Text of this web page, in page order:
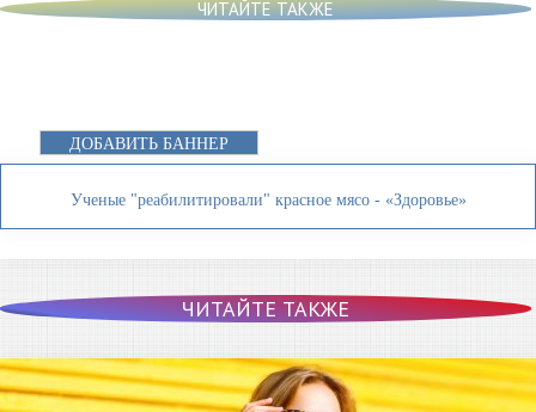
ЧИТАЙТЕ ТАКЖЕ
ДОБАВИТЬ БАННЕР
Ученые "реабилитировали" красное мясо - «Здоровье»
ЧИТАЙТЕ ТАКЖЕ